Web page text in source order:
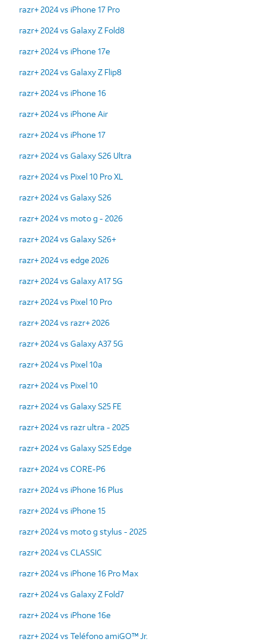
razr+ 2024 vs iPhone 17 Pro
razr+ 2024 vs Galaxy Z Fold8
razr+ 2024 vs iPhone 17e
razr+ 2024 vs Galaxy Z Flip8
razr+ 2024 vs iPhone 16
razr+ 2024 vs iPhone Air
razr+ 2024 vs iPhone 17
razr+ 2024 vs Galaxy S26 Ultra
razr+ 2024 vs Pixel 10 Pro XL
razr+ 2024 vs Galaxy S26
razr+ 2024 vs moto g - 2026
razr+ 2024 vs Galaxy S26+
razr+ 2024 vs edge 2026
razr+ 2024 vs Galaxy A17 5G
razr+ 2024 vs Pixel 10 Pro
razr+ 2024 vs razr+ 2026
razr+ 2024 vs Galaxy A37 5G
razr+ 2024 vs Pixel 10a
razr+ 2024 vs Pixel 10
razr+ 2024 vs Galaxy S25 FE
razr+ 2024 vs razr ultra - 2025
razr+ 2024 vs Galaxy S25 Edge
razr+ 2024 vs CORE-P6
razr+ 2024 vs iPhone 16 Plus
razr+ 2024 vs iPhone 15
razr+ 2024 vs moto g stylus - 2025
razr+ 2024 vs CLASSIC
razr+ 2024 vs iPhone 16 Pro Max
razr+ 2024 vs Galaxy Z Fold7
razr+ 2024 vs iPhone 16e
razr+ 2024 vs Teléfono amiGO™ Jr.